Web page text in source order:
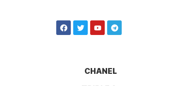
F
a
c
T
w
i
Y
o
u
e
T
e
l
a
m
CHANEL